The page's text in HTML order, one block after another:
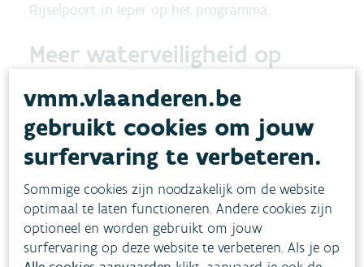
Rijselpoort in Ieper op het programma.
Meer waterveiligheid op
korte en langere termijn
De VMM verhoogde daarnaast de waterveiligheid
in het gebied met een aantal technische
ingrepen.
Een automatische stuw en pomp op de
Stenensluisvaart regelen het waterpeil in het
natuurgebied, in functie van de doelen vanuit
vmm.vlaanderen.be
gebruikt cookies om jouw
surfervaring te verbeteren.
Sommige cookies zijn noodzakelijk om de website
optimaal te laten functioneren. Andere cookies zijn
optioneel en worden gebruikt om jouw
surfervaring op deze website te verbeteren. Als je op